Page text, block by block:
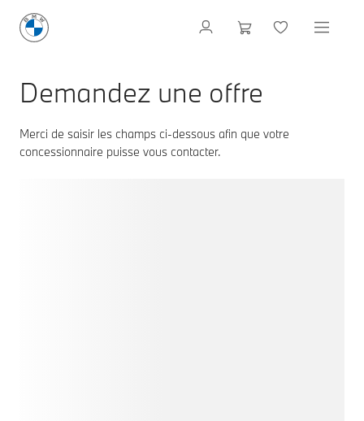
Demandez une offre
Merci de saisir les champs ci-dessous afin que votre
concessionnaire puisse vous contacter.